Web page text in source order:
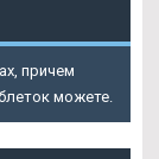
причем
можете.